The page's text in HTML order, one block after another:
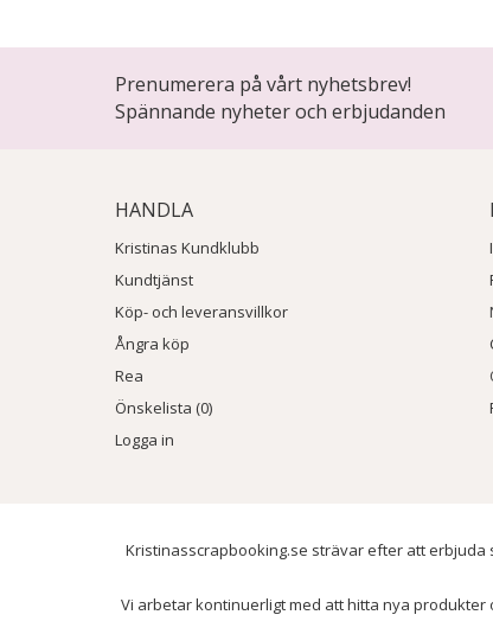
Prenumerera på vårt nyhetsbrev!
Spännande nyheter och erbjudanden
HANDLA
Kristinas Kundklubb
Kundtjänst
Köp- och leveransvillkor
Ångra köp
Rea
Önskelista (0)
Logga in
Kristinasscrapbooking.se strävar efter att
Vi arbetar kontinuerligt med att hitta nya